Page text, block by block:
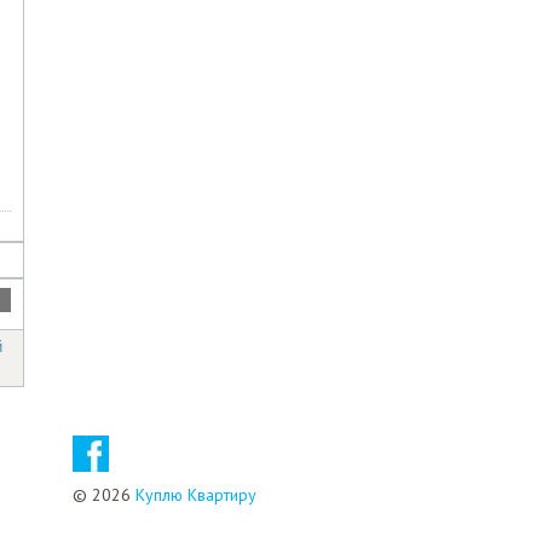
© 2026 Куплю Квартиру